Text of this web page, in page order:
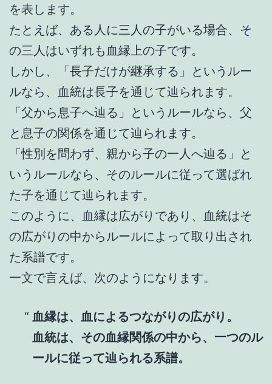
を表します。
たとえば、ある人に三人の子がいる場合、そ
の三人はいずれも血縁上の子です。
しかし、「長子だけが継承する」というルー
ルなら、血統は長子を通じて辿られます。
「父から息子へ辿る」というルールなら、父
と息子の関係を通じて辿られます。
「性別を問わず、親から子の一人へ辿る」と
いうルールなら、そのルールに従って選ばれ
た子を通じて辿られます。
このように、血縁は広がりであり、血統はそ
の広がりの中からルールによって取り出され
た系譜です。
一文で言えば、次のようになります。
血縁は、血によるつながりの広がり。
血統は、その血縁関係の中から、一つのル
ールに従って辿られる系譜。